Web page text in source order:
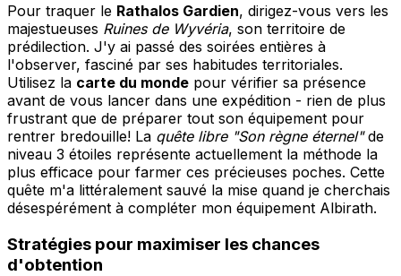
Pour traquer le Rathalos Gardien, dirigez-vous vers les
majestueuses Ruines de Wyvéria, son territoire de
prédilection. J'y ai passé des soirées entières à
l'observer, fasciné par ses habitudes territoriales.
Utilisez la carte du monde pour vérifier sa présence
avant de vous lancer dans une expédition - rien de plus
frustrant que de préparer tout son équipement pour
rentrer bredouille! La quête libre "Son règne éternel"de
niveau 3 étoiles représente actuellement la méthode la
plus efficace pour farmer ces précieuses poches. Cette
quête m'a littéralement sauvé la mise quand je cherchais
désespérément à compléter mon équipement Albirath.
Stratégies pour maximiser les chances
d'obtention